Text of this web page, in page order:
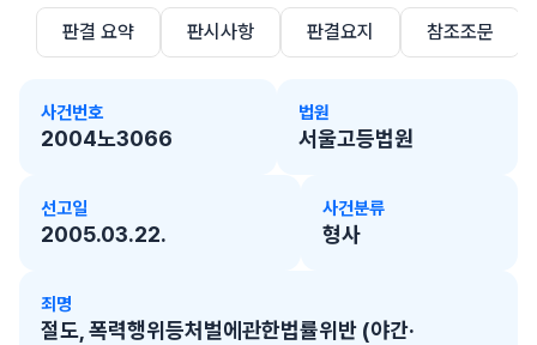
판결 요약 판시사항 판결요지 참조조문
사건번호
2004노3066
법원
서울고등법원
선고일
2005.03.22.
사건분류
형사
죄명
절도, 폭력행위등처벌에관한법률위반 (야간·